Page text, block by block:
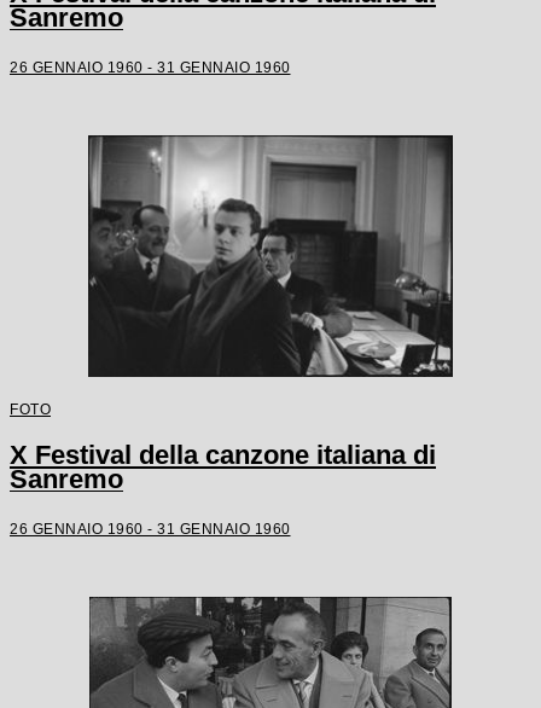
Sanremo
26 GENNAIO 1960 - 31 GENNAIO 1960
FOTO
X Festival della canzone italiana di
Sanremo
26 GENNAIO 1960 - 31 GENNAIO 1960